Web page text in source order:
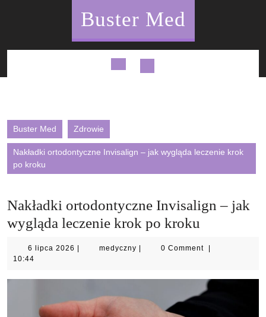
Buster Med
Open
Buster Med Zdrowie
Nakładki ortodontyczne Invisalign – jak wygląda leczenie krok
po kroku
Nakładki ortodontyczne Invisalign – jak
wygląda leczenie krok po kroku
6 lipca 2026 6
medyczny medyczny0 Comment
10:44